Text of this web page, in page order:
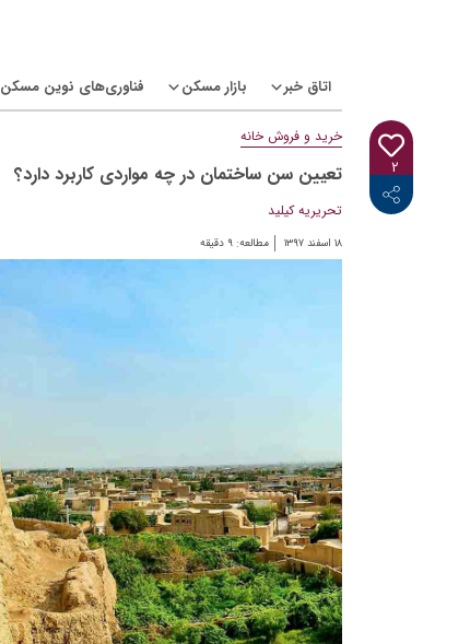
اتاق خبر بازار مسکن فناوری‌های نوین مسکن
۲
<i class="icon-twitter"></i>
<i class="icon-telegram-plane"></i>
<i class="icon-linkedin"></i>
خرید و فروش خانه
تعیین سن ساختمان در چه مواردی کاربرد دارد؟
تحریریه کیلید
۱۸ اسفند ۱۳۹۷ مطالعه: ۹ دقیقه